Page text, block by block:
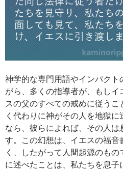
神学的な専門用語やインパク
がら、多くの指導者が、もし
スの父のすべての戒めに従う
く代わりに神がその人を地獄
なら、彼らによれば、その人
す。この幻想は、イエスの福
く、したがって人間起源のも
に述べたことは、私たちを息子